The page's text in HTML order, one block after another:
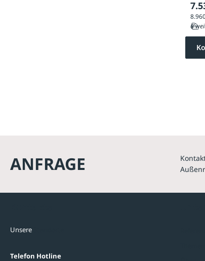
6
ANFRAGE
Unsere
Telefon Hotline